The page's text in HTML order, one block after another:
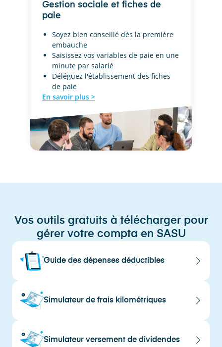
Gestion sociale et fiches de
paie
Soyez bien conseillé dès la première
embauche
Saisissez vos variables de paie en une
minute par salarié
Déléguez l'établissement des fiches
de paie
En savoir plus >
Vos outils gratuits à télécharger pour
gérer votre compta en SASU
Guide des dépenses déductibles
Simulateur de frais kilométriques
Simulateur versement de dividendes